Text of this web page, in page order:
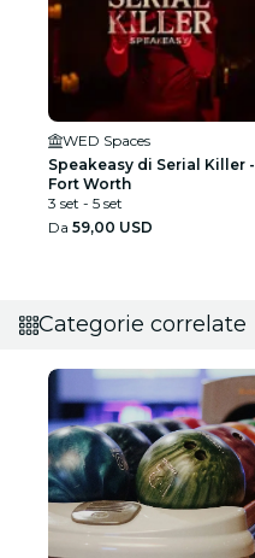
WED Spaces
Speakeasy di Serial Killer -
Fort Worth
3 set - 5 set
Da 59,00 USD
Categorie correlate